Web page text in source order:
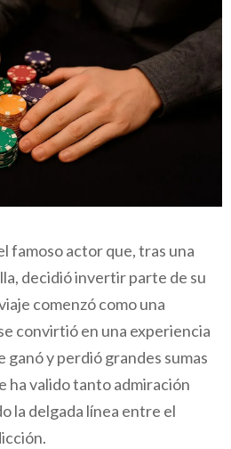
famoso actor que, tras una
decidió invertir parte de su
comenzó como una
convirtió en una experiencia
ganó y perdió grandes sumas
ha valido tanto admiración
la delgada línea entre el